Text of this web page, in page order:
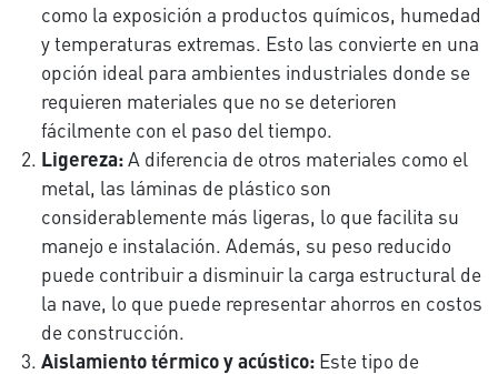
como la exposición a productos químicos, humedad
y temperaturas extremas. Esto las convierte en una
opción ideal para ambientes industriales donde se
requieren materiales que no se deterioren
fácilmente con el paso del tiempo.
Ligereza:A diferencia de otros materiales como el
metal, las láminas de plástico son
considerablemente más ligeras, lo que facilita su
manejo e instalación. Además, su peso reducido
puede contribuir a disminuir la carga estructural de
la nave, lo que puede representar ahorros en costos
de construcción.
Aislamiento térmico y acústico:Este tipo de